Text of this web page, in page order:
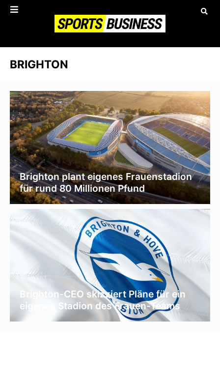
BRIGHTON
Brighton plant eigenes Frauenstadion
für rund 80 Millionen Pfund
Brighton-CEO skizziert Pläne für ein
eigenes Stadion des Frauen-Teams